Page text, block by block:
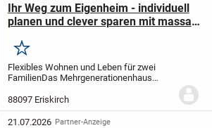
Ihr Weg zum Eigenheim - individuell
planen und clever sparen mit massa
Merken
Flexibles Wohnen und Leben für zwei
FamilienDas Mehrgenerationenhaus
Satteldach bietet reichlich
Ausbauoptionen und zeichnet sich durch
ein Höchstmaß an...
88097 Eriskirch
21.07.2026 Partner-Anzeige